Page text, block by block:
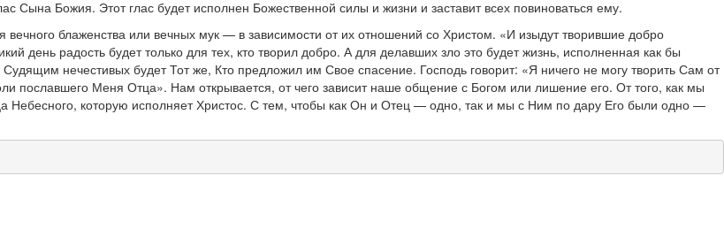
Сына Божия. Этот глас будет исполнен Божественной силы и жизни и заставит всех повиноваться ему.
блаженства или вечных мук — в зависимости от их отношений со Христом. «И изыдут творившие добро
день радость будет только для тех, кто творил добро. А для делавших зло это будет жизнь, исполненная как бы
нечестивых будет Тот же, Кто предложил им Свое спасение. Господь говорит: «Я ничего не могу творить Сам от
Меня Отца». Нам открывается, от чего зависит наше общение с Богом или лишение его. От того, как мы
которую исполняет Христос. С тем, чтобы как Он и Отец — одно, так и мы с Ним по дару Его были одно —